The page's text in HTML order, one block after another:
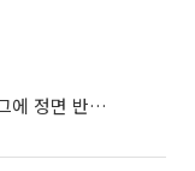
금융위, ‘한국 증시 투자 부적격’ 블룸버그에 정면 반박…“근거 불분명”